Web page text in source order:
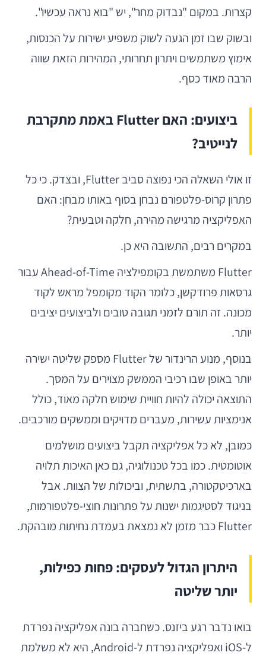
קצרות. במקום "נבדוק מחר", יש "בוא נראה עכשיו".
ובשוק שבו זמן הגעה לשוק משפיע ישירות על הכנסות,
אימוץ משתמשים ויתרון תחרותי, המהירות הזאת שווה
הרבה מאוד כסף.
ביצועים: האם Flutter באמת מתקרבת
לנייטיב?
זו אולי השאלה הכי נפוצה סביב Flutter, ובצדק. כי כל
פתרון קרוס-פלטפורם נבחן בסוף באותו מבחן: האם
האפליקציה מרגישה מהירה, חלקה וטבעית?
במקרים רבים, התשובה היא כן.
Flutter משתמשת בקומפילציה Ahead-of-Time עבור
גרסאות פרודקשן, כלומר הקוד מקומפל מראש לקוד
מכונה. זה תורם לזמני תגובה טובים ולביצועים יציבים
יותר.
בנוסף, מנוע הרינדור של Flutter מספק שליטה ישירה
יותר באופן שבו רכיבי הממשק מצוירים על המסך.
התוצאה יכולה להיות חוויית שימוש חלקה מאוד, כולל
אנימציות עשירות, מעברים מדויקים וממשקים מורכבים.
כמובן, לא כל אפליקציה תקבל ביצועים מושלמים
אוטומטית. כמו בכל טכנולוגיה, גם כאן האיכות תלויה
בארכיטקטורה, בתשתית, וביכולות של הצוות. אבל
בניגוד לסטיגמות ישנות על פתרונות חוצי-פלטפורמות,
Flutter כבר מזמן לא נמצאת בעמדת נחיתות מובהקת.
היתרון הגדול לעסקים: פחות כפילות,
יותר שליטה
בואו נדבר רגע ביזנס. כשחברה בונה אפליקציה נפרדת
ל-iOS ואפליקציה נפרדת ל-Android, היא לא משלמת